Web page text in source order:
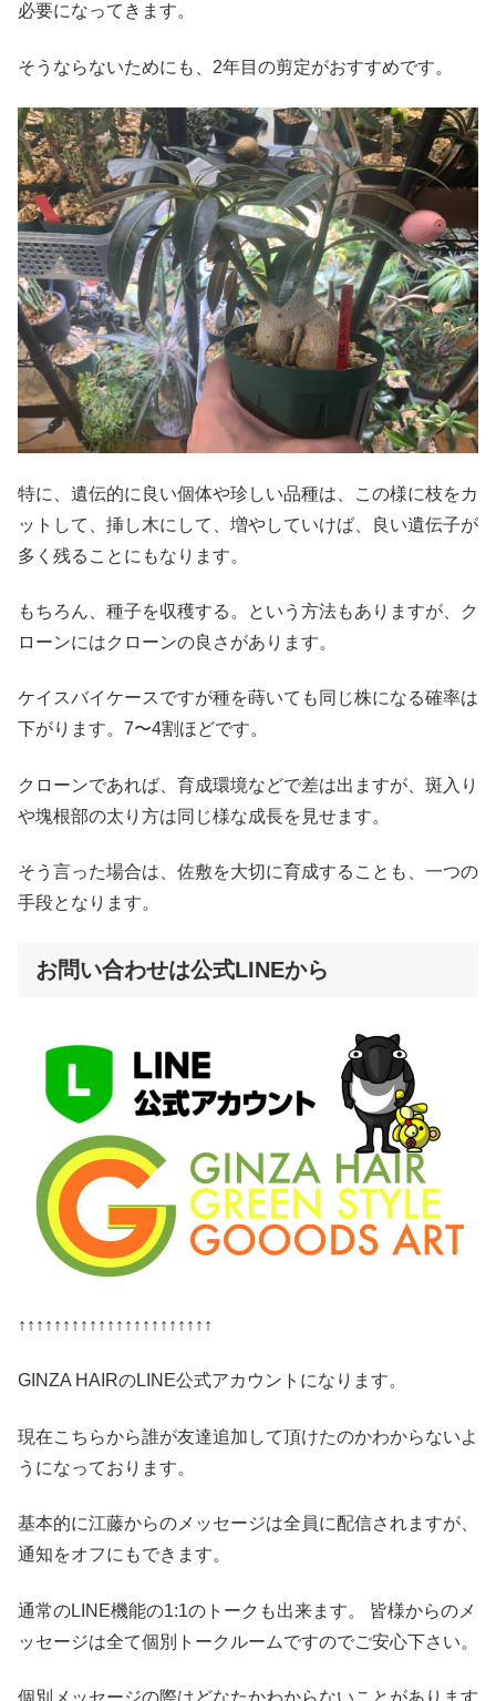
必要になってきます。
そうならないためにも、2年目の剪定がおすすめです。
特に、遺伝的に良い個体や珍しい品種は、この様に枝をカ
ットして、挿し木にして、増やしていけば、良い遺伝子が
多く残ることにもなります。
もちろん、種子を収穫する。という方法もありますが、ク
ローンにはクローンの良さがあります。
ケイスバイケースですが種を蒔いても同じ株になる確率は
下がります。7〜4割ほどです。
クローンであれば、育成環境などで差は出ますが、斑入り
や塊根部の太り方は同じ様な成長を見せます。
そう言った場合は、佐敷を大切に育成することも、一つの
手段となります。
お問い合わせは公式LINEから
↑↑↑↑↑↑↑↑↑↑↑↑↑↑↑↑↑↑↑↑↑↑
GINZA HAIRのLINE公式アカウントになります。
現在こちらから誰が友達追加して頂けたのかわからないよ
うになっております。
基本的に江藤からのメッセージは全員に配信されますが、
通知をオフにもできます。
通常のLINE機能の1:1のトークも出来ます。 皆様からのメ
ッセージは全て個別トークルームですのでご安心下さい。
個別メッセージの際はどなたかわからないことがあります